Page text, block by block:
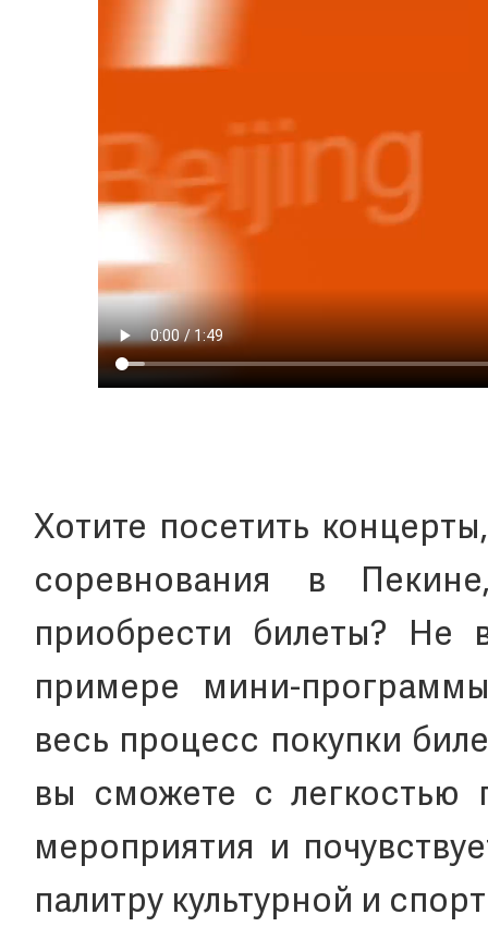
Хотите посетить
соревнования в
приобрести билеты? Не
примере мини-
весь процесс покупки
вы сможете с легкостью
мероприятия и
палитру культурной и